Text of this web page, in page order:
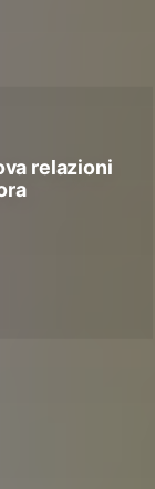
relazioni